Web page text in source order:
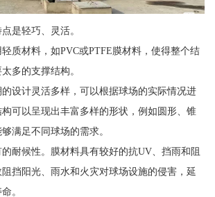
是轻巧、灵活。
质材料，如PVC或PTFE膜材料，使得整个结
多的支撑结构。
设计灵活多样，可以根据球场的实际情况进
可以呈现出丰富多样的形状，例如圆形、锥
满足不同球场的需求。
耐候性。膜材料具有较好的抗UV、挡雨和阻
挡阳光、雨水和火灾对球场设施的侵害，延
。